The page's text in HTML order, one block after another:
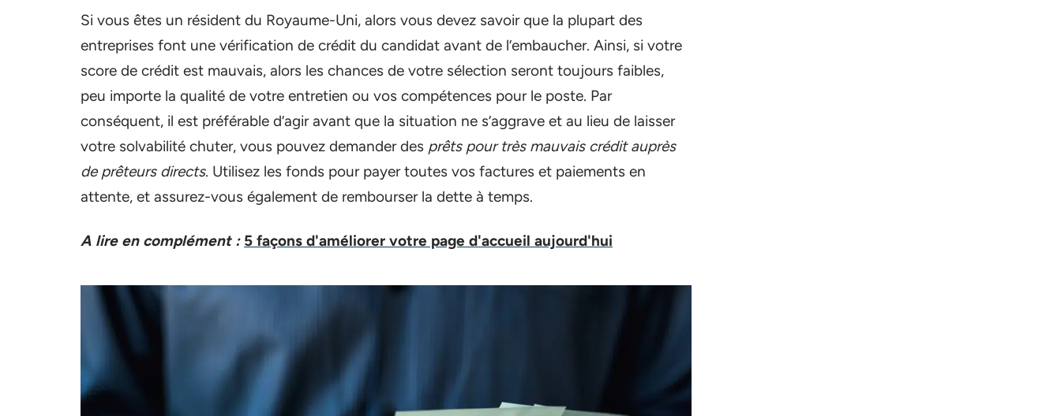
Si vous êtes un résident du Royaume-Uni, alors vous devez savoir que la plupart des
entreprises font une vérification de crédit du candidat avant de l’embaucher. Ainsi, si votre
score de crédit est mauvais, alors les chances de votre sélection seront toujours faibles,
peu importe la qualité de votre entretien ou vos compétences pour le poste. Par
conséquent, il est préférable d’agir avant que la situation ne s’aggrave et au lieu de laisser
votre solvabilité chuter, vous pouvez demander des prêts pour très mauvais crédit auprès
de prêteurs directs. Utilisez les fonds pour payer toutes vos factures et paiements en
attente, et assurez-vous également de rembourser la dette à temps.
A lire en complément : 5 façons d'améliorer votre page d'accueil aujourd'hui